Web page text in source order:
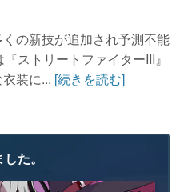
の新技が追加され予測不能
ストリートファイターIII』
装に... [続きを読む]
た。